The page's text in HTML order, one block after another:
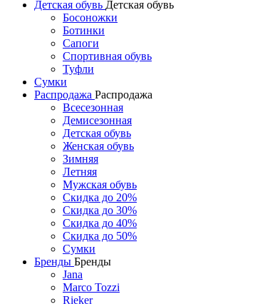
Детская обувь Детская обувь
Босоножки
Ботинки
Сапоги
Спортивная обувь
Туфли
Сумки
Распродажа Распродажа
Всесезонная
Демисезонная
Детская обувь
Женская обувь
Зимняя
Летняя
Мужская обувь
Скидка до 20%
Скидка до 30%
Скидка до 40%
Скидка до 50%
Сумки
Бренды Бренды
Jana
Marco Tozzi
Rieker